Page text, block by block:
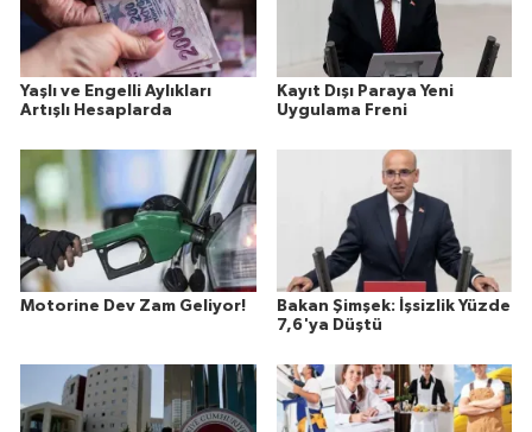
Yaşlı ve Engelli Aylıkları
Artışlı Hesaplarda
Kayıt Dışı Paraya Yeni
Uygulama Freni
Motorine Dev Zam Geliyor!
Bakan Şimşek: İşsizlik Yüzde
7,6'ya Düştü